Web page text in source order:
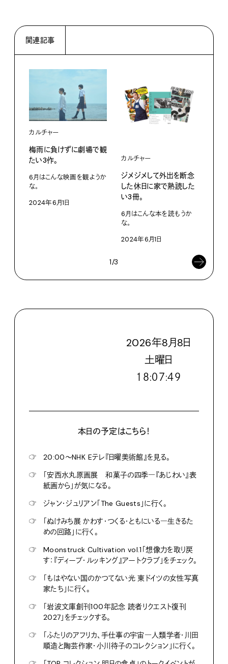
関連記事
カルチャー
梅雨に負けずに劇場で観
たい3作。
6月はこんな映画を観ようか
な。
2024年6月1日
カルチャー
ジメジメして外出を断念
した休日に家で熟読した
い3冊。
6月はこんな本を読もうか
な。
2024年6月1日
1/3
2026年8月8日
土曜日
１８:０７:４９
本日の予定はこちら！
☞
20:00〜NHK Eテレ『日曜美術館』を見る。
☞
「安西水丸原画展 和菓子の四季―『あじわい』表
紙画から」が気になる。
☞
ジャン・ジュリアン「The Guests」に行く。
☞
「ぬけみち展 かわす・つくる・ともにいる―生きるた
めの回路」に行く。
☞
Moonstruck Cultivation vol.1「想像力を取り戻
す：『ディープ・ルッキング』アートクラブ」をチェック。
☞
「もはやない国のかつてない光 東ドイツの女性写真
家たち」に行く。
☞
「岩波文庫創刊100年記念 読者リクエスト復刊
2027」をチェックする。
☞
「ふたりのアフリカ、手仕事の宇宙―人類学者・川田
順造と陶芸作家・小川待子のコレクション」に行く。